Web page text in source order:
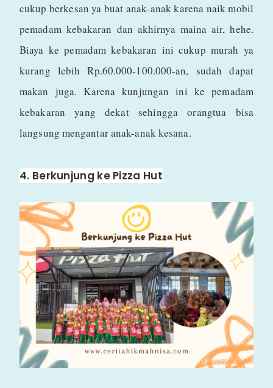
cukup berkesan ya buat anak-anak karena naik mobil
pemadam kebakaran dan akhirnya maina air, hehe.
Biaya ke pemadam kebakaran ini cukup murah ya
kurang lebih Rp.60.000-100.000-an, sudah dapat
makan juga. Karena kunjungan ini ke pemadam
kebakaran yang dekat sehingga orangtua bisa
langsung mengantar anak-anak kesana.
4. Berkunjung ke Pizza Hut